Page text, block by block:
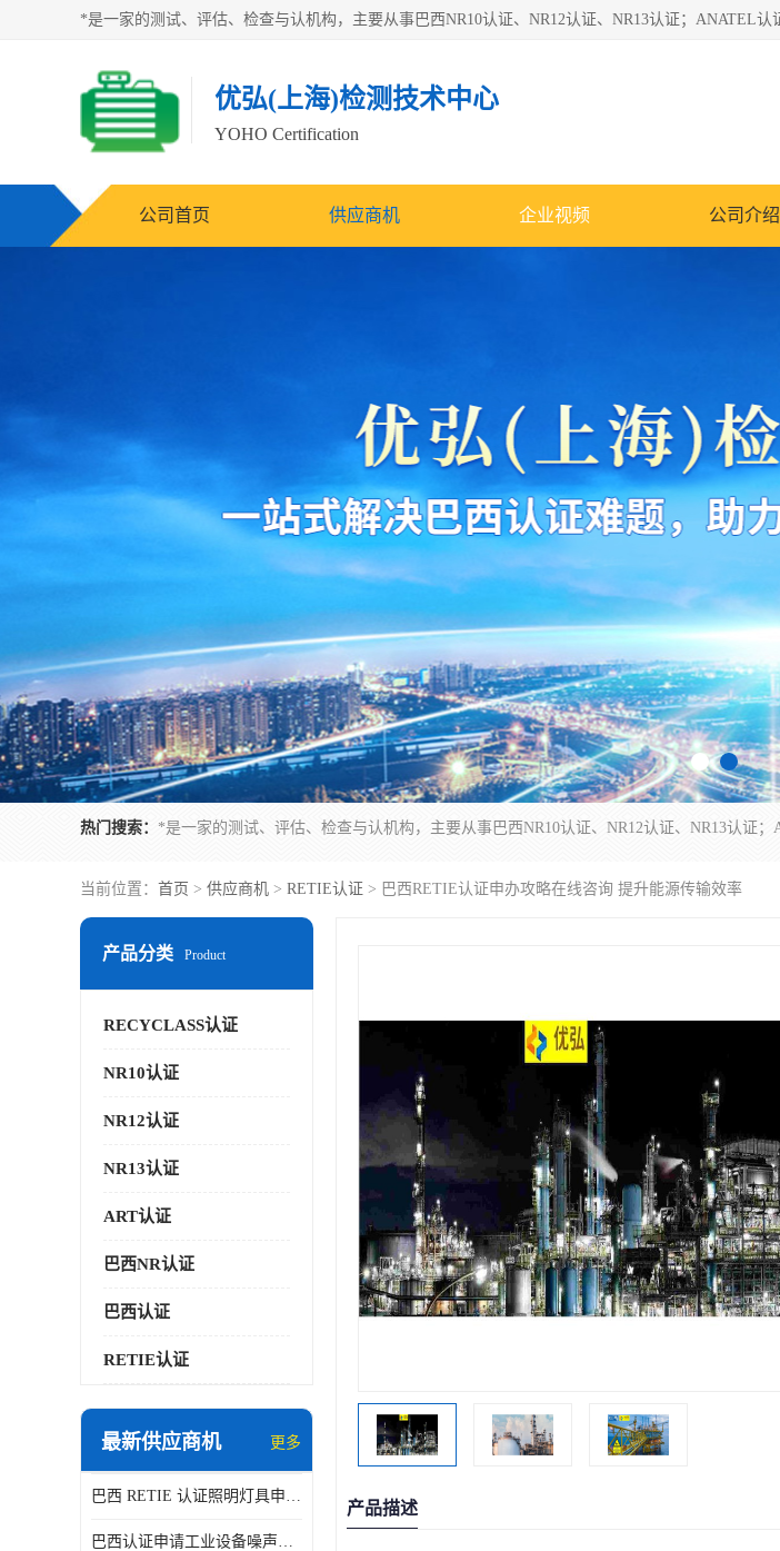
优弘(上海)检测技术中心
YOHO Certification
公司首页 供应商机 企业视频 公司介绍
热门搜索：
当前位置： 首页 > 供应商机 > RETIE认证 > 巴西RETIE认证申办攻略在线咨询 提升能源传输效率
产品分类 Product
RECYCLASS认证
NR10认证
NR12认证
NR13认证
ART认证
巴西NR认证
巴西认证
RETIE认证
最新供应商机 更多
巴西 RETIE 认证照明灯具申请 RETIE 认证
巴西认证申请工业设备噪声控制认证规范
产品描述